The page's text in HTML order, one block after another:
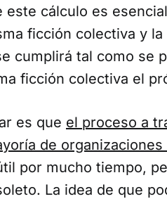
este cálculo es
ficción colectiva y
cumplirá tal como se
ficción colectiva el
es que el proceso a
de organizaciones
por mucho tiempo,
La idea de que